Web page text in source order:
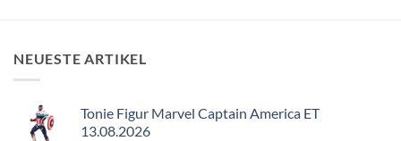
NEUESTE ARTIKEL
Tonie Figur Marvel Captain America ET
13.08.2026